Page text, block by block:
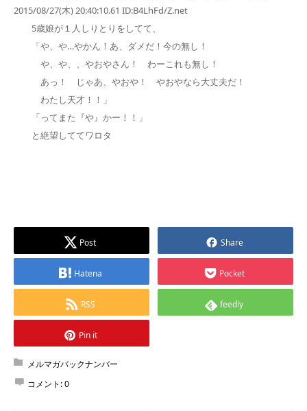
2015/08/27(木) 20:40:10.61 ID:B4LhFd/Z.net
5歳娘が１人しりとりをしてて、
「や、や…やかん！あ、ダメだ！今の無し！
や、や、、やおやさん！ わーこれも無し！
あっ！ じゃあ、やおや！ やおやなら大丈夫だ！
わたし天才！！」
「ってまた『や』かー！！」
と絶望しててワロタ
Post Share
Hatena Pocket
RSS feedly
Pin it
メルマガバックナンバー
コメント:0